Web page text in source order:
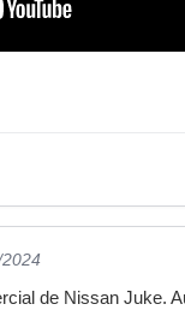
de Nissan Juke.